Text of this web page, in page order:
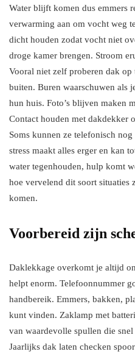
Water blijft komen dus emmers
verwarming aan om vocht weg
dicht houden zodat vocht niet
droge kamer brengen. Stroom
Vooral niet zelf proberen dak op
buiten. Buren waarschuwen als
hun huis. Foto’s blijven maken
Contact houden met dakdekker
Soms kunnen ze telefonisch
stress maakt alles erger en kan
water tegenhouden, hulp komt
hoe vervelend dit soort situaties
komen.
Voorbereid zijn
Daklekkage overkomt je altijd
helpt enorm. Telefoonnummer
handbereik. Emmers, bakken,
kunt vinden. Zaklamp met
van waardevolle spullen die
Jaarlijks dak laten checken